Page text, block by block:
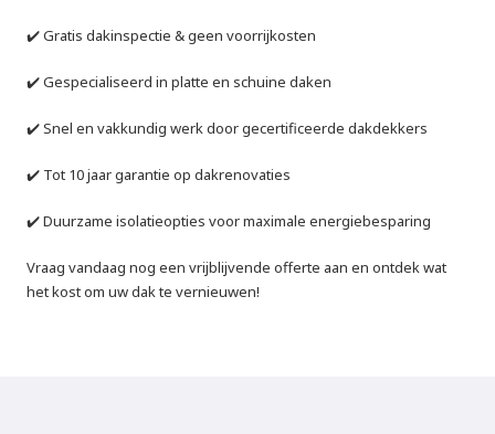
✔️ Gratis dakinspectie & geen voorrijkosten
✔️ Gespecialiseerd in platte en schuine daken
✔️ Snel en vakkundig werk door gecertificeerde dakdekkers
✔️ Tot 10 jaar garantie op dakrenovaties
✔️ Duurzame isolatieopties voor maximale energiebesparing
Vraag vandaag nog een vrijblijvende offerte aan en ontdek wat
het kost om uw dak te vernieuwen!